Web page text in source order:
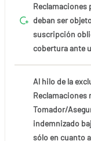
Reclamaciones
deban ser
suscripción
cobertura ante
Al hilo de la
Reclamaciones
Tomador/
indemnizado
sólo en cuanto